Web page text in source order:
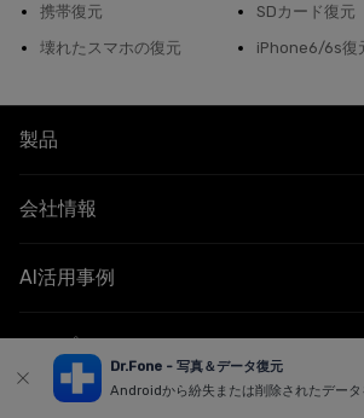
Dr.Fone - 写真＆データ復元
Androidから紛失または削除されたデータ
携帯復元
SDカード復元
壊れたスマホの復元
iPhone6/6s復
製品
会社情報
AI活用事例